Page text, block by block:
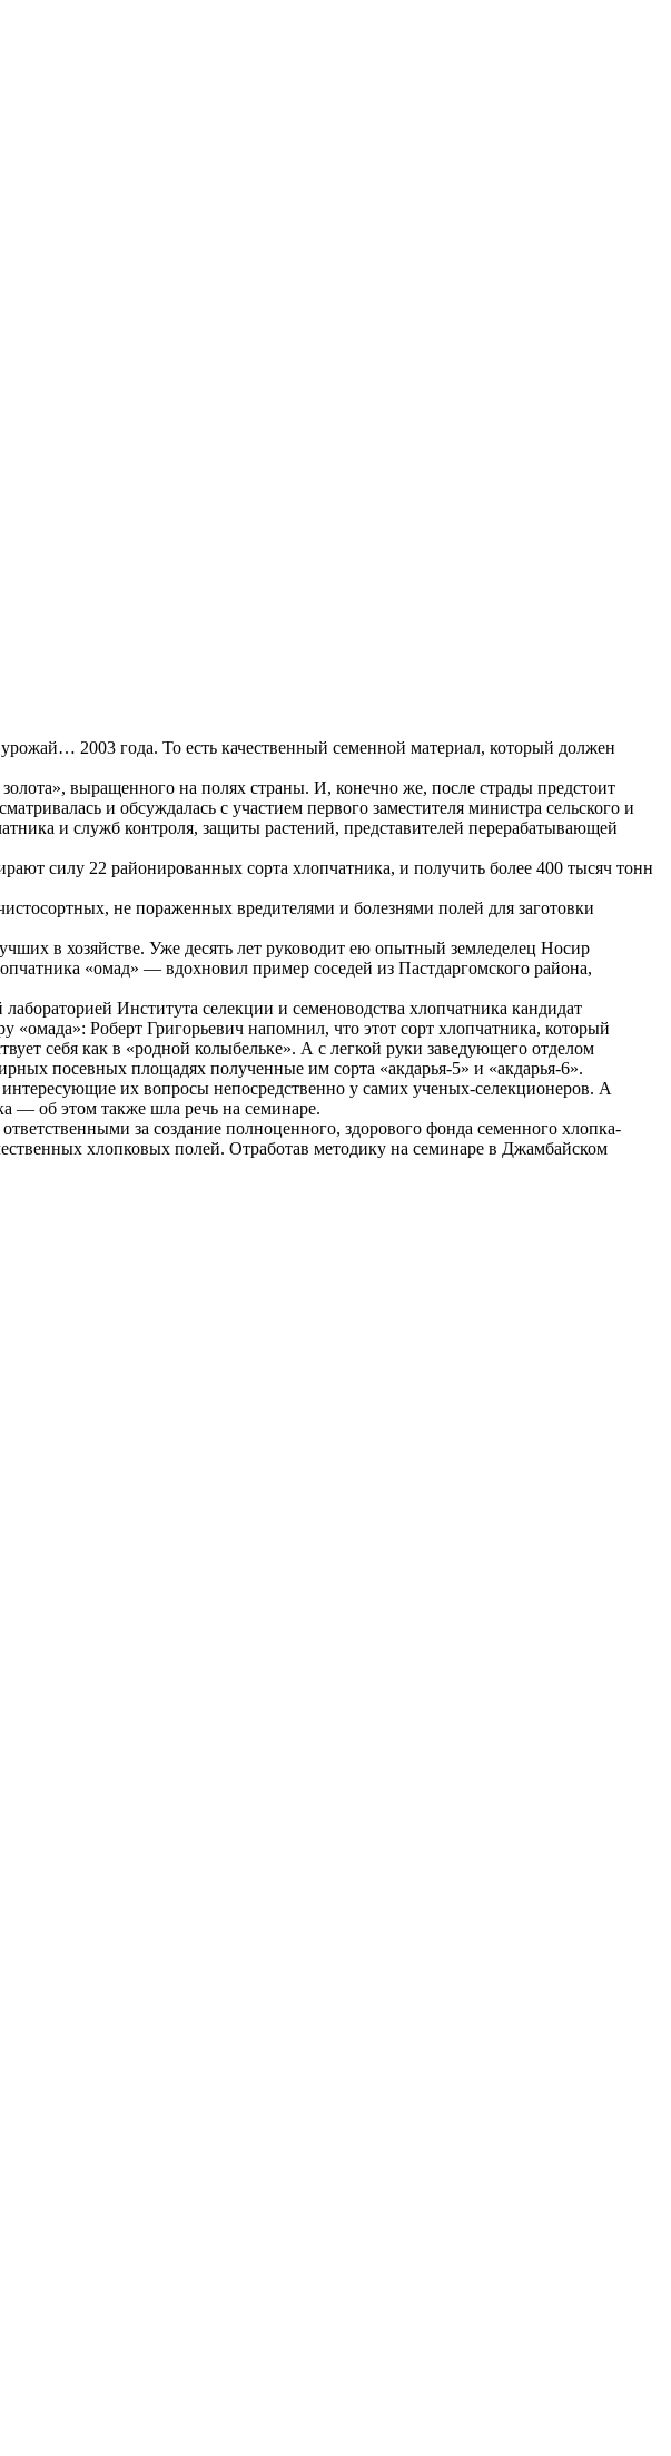
2003 года. То есть качественный семенной материал, который должен
выращенного на полях страны. И, конечно же, после страды предстоит
и обсуждалась с участием первого заместителя министра сельского и
и служб контроля, защиты растений, представителей перерабатывающей
силу 22 районированных сорта хлопчатника, и получить более 400 тысяч тонн
не пораженных вредителями и болезнями полей для заготовки
в хозяйстве. Уже десять лет руководит ею опытный земледелец Носир
«омад» — вдохновил пример соседей из Пастдаргомского района,
Института селекции и семеноводства хлопчатника кандидат
Роберт Григорьевич напомнил, что этот сорт хлопчатника, который
себя как в «родной колыбельке». А с легкой руки заведующего отделом
посевных площадях полученные им сорта «акдарья-5» и «акдарья-6».
их вопросы непосредственно у самих ученых-селекционеров. А
— об этом также шла речь на семинаре.
за создание полноценного, здорового фонда семенного хлопка-
хлопковых полей. Отработав методику на семинаре в Джамбайском